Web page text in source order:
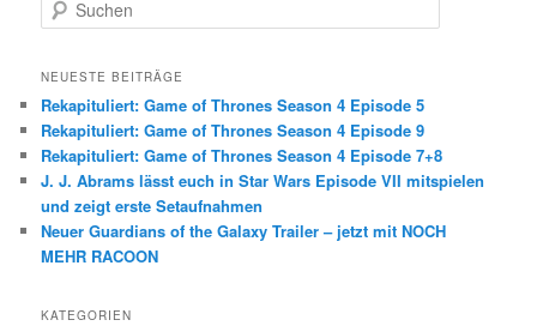
u
h
n
NEUESTE BEITRÄGE
Rekapituliert: Game of Thrones Season 4 Episode 5
Rekapituliert: Game of Thrones Season 4 Episode 9
Rekapituliert: Game of Thrones Season 4 Episode 7+8
J. J. Abrams lässt euch in Star Wars Episode VII mitspielen
und zeigt erste Setaufnahmen
Neuer Guardians of the Galaxy Trailer – jetzt mit NOCH
MEHR RACOON
KATEGORIEN